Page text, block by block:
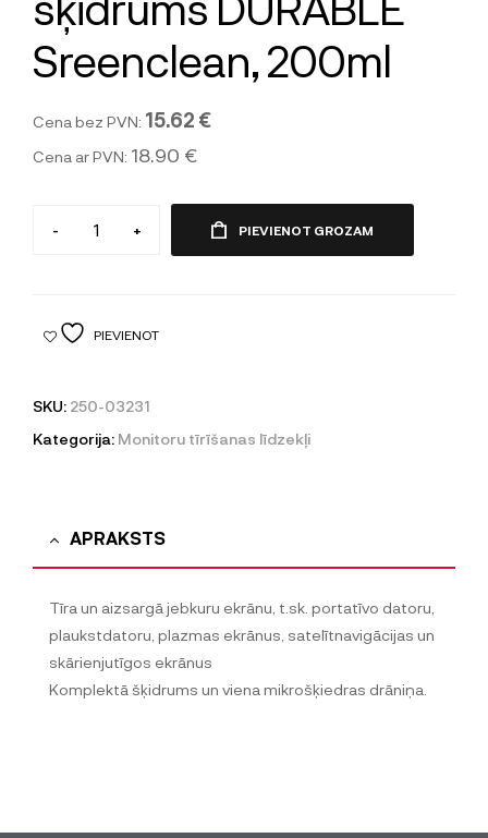
Sreenclean, 200ml
Cena bez PVN: 15.62 €
Cena ar PVN: 18.90 €
- + PIEVIENOT GROZAM
PIEVIENOT
SKU: 250-03231
Kategorija: Monitoru tīrīšanas līdzekļi
APRAKSTS
Tīra un aizsargā jebkuru ekrānu, t.sk. portatīvo datoru,
plaukstdatoru, plazmas ekrānus, satelītnavigācijas un
skārienjutīgos ekrānus
Komplektā šķidrums un viena mikrošķiedras drāniņa.